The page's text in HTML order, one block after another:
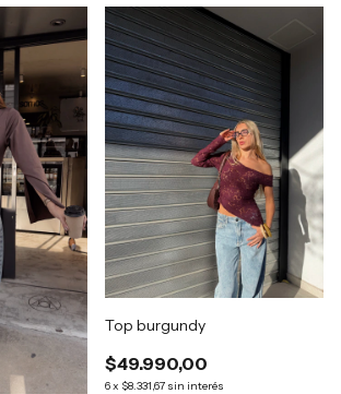
Top burgundy
$49.990,00
6x $8.331,67 sin interés